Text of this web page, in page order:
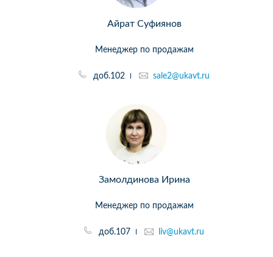
Айрат Суфиянов
Менеджер по продажам
доб.102 sale2@ukavt.ru
Замолдинова Ирина
Менеджер по продажам
доб.107 liv@ukavt.ru